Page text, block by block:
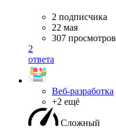
2 подписчика
22 мая
307 просмотров
2
ответа
Веб-разработка
+2 ещё
Сложный